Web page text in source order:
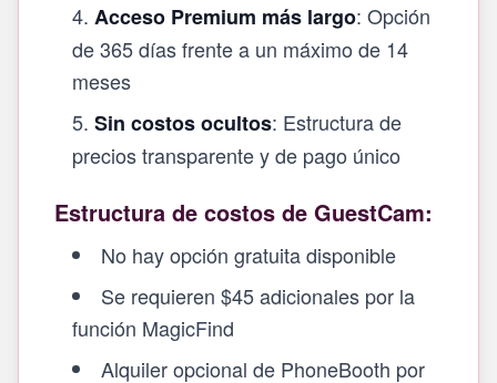
Acceso Premium más largo: Opción
de 365 días frente a un máximo de 14
meses
Sin costos ocultos: Estructura de
precios transparente y de pago único
Estructura de costos de GuestCam:
No hay opción gratuita disponible
Se requieren $45 adicionales por la
función MagicFind
Alquiler opcional de PhoneBooth por